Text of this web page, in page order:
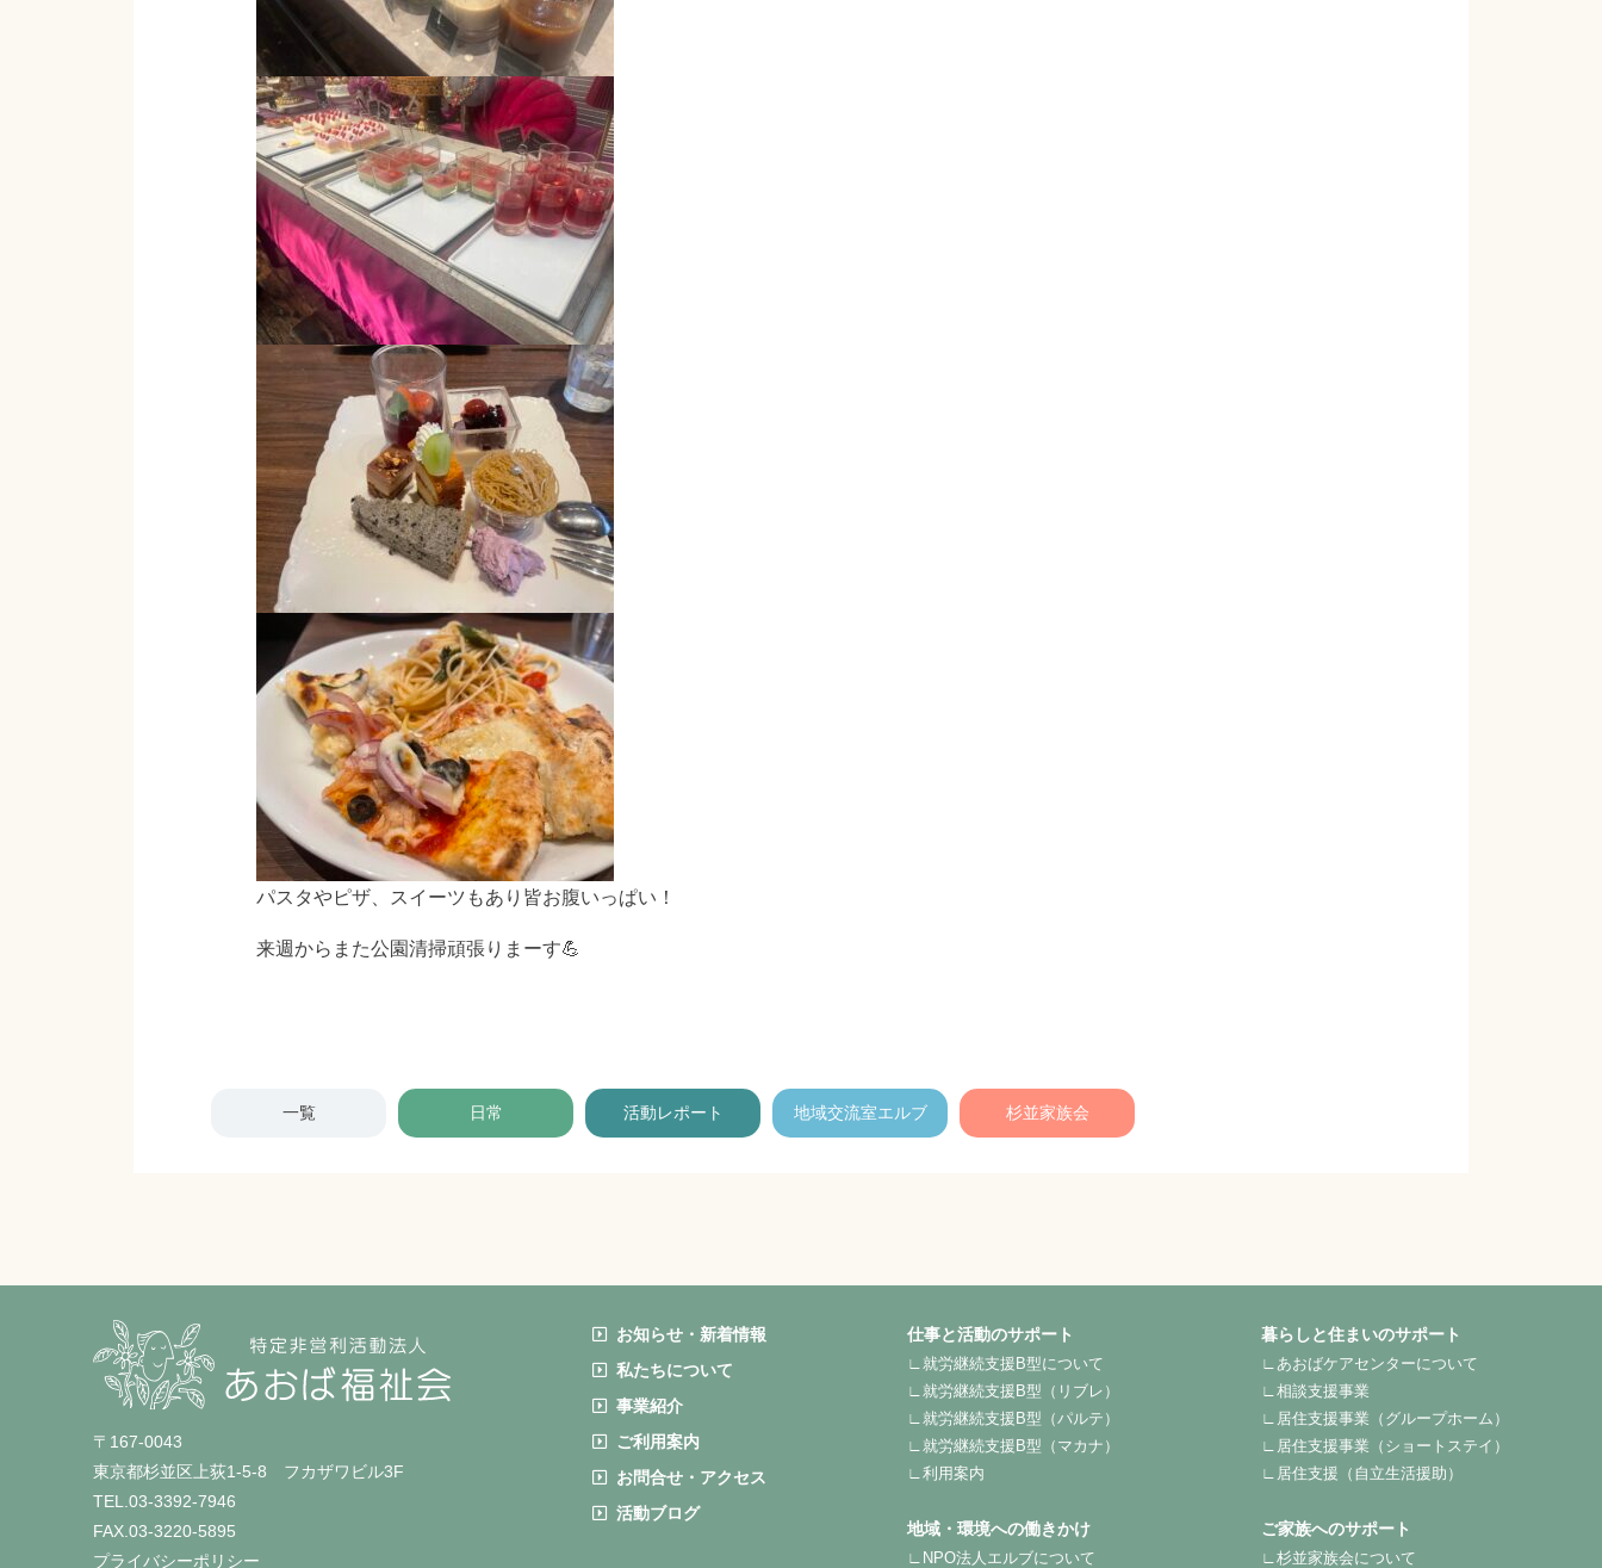
パスタやピザ、スイーツもあり皆お腹いっぱい！
来週からまた公園清掃頑張りまーす💪
一覧 日常 活動レポート 地域交流室エルブ 杉並家族会
〒167-0043
東京都杉並区上荻1-5-8 フカザワビル3F
TEL.03-3392-7946
FAX.03-3220-5895
プライバシーポリシー
お知らせ・新着情報
私たちについて
事業紹介
ご利用案内
お問合せ・アクセス
活動ブログ
仕事と活動のサポート
∟就労継続支援B型について
∟就労継続支援B型（リブレ）
∟就労継続支援B型（パルテ）
∟就労継続支援B型（マカナ）
∟利用案内
地域・環境への働きかけ
∟NPO法人エルブについて
暮らしと住まいのサポート
∟あおばケアセンターについて
∟相談支援事業
∟居住支援事業（グループホーム）
∟居住支援事業（ショートステイ）
∟居住支援（自立生活援助）
ご家族へのサポート
∟杉並家族会について